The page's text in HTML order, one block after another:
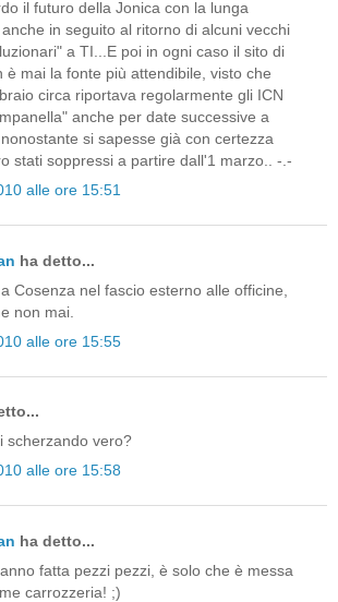
il futuro della Jonica con la lunga
in seguito al ritorno di alcuni vecchi
a TI...E poi in ogni caso il sito di
è mai la fonte più attendibile, visto che
circa riportava regolarmente gli ICN
anche per date successive a
si sapesse già con certezza
stati soppressi a partire dall'1 marzo.. -.-
alle ore 15:51
ha detto...
Cosenza nel fascio esterno alle officine,
non mai.
alle ore 15:55
scherzando vero?
alle ore 15:58
ha detto...
fatta pezzi pezzi, è solo che è messa
carrozzeria! ;)